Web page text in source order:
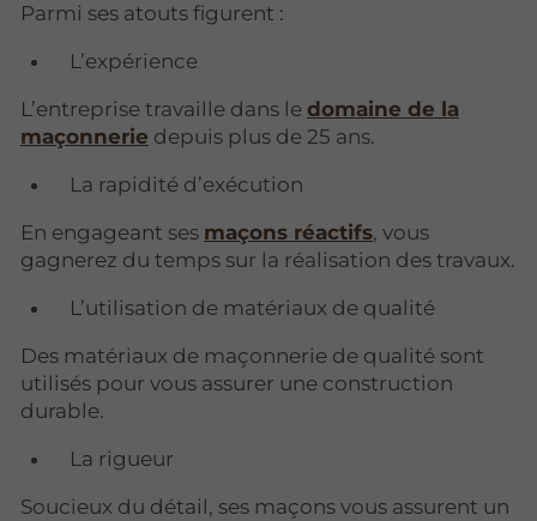
Parmi ses atouts figurent :
L’expérience
L’entreprise travaille dans le domaine de la
maçonnerie depuis plus de 25 ans.
La rapidité d’exécution
En engageant ses maçons réactifs, vous
gagnerez du temps sur la réalisation des travaux.
L’utilisation de matériaux de qualité
Des matériaux de maçonnerie de qualité sont
utilisés pour vous assurer une construction
durable.
La rigueur
Soucieux du détail, ses maçons vous assurent un